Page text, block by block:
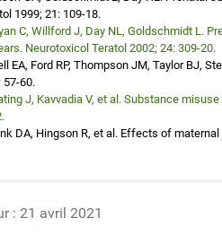
1999; 21: 109-18.
C, Willford J, Day NL, Goldschmidt L.
Neurotoxicol Teratol 2002; 24: 309-20.
EA, Ford RP, Thompson JM, Taylor BJ,
57-60.
J, Kavvadia V, et al. Substance
DA, Hingson R, et al. Effects of
: 21 avril 2021